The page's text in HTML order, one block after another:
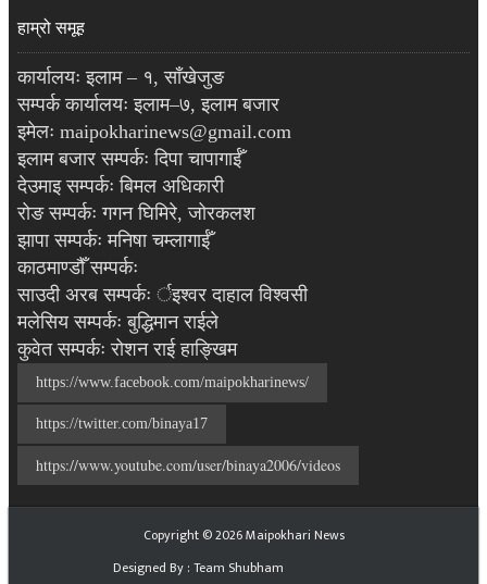
हाम्रो समूह
कार्यालयः इलाम – १, साँखेजुङ
सम्पर्क कार्यालयः इलाम–७, इलाम बजार
इमेलः maipokharinews@gmail.com
इलाम बजार सम्पर्कः दिपा चापागाईँ
देउमाइ सम्पर्कः बिमल अधिकारी
रोङ सम्पर्कः गगन घिमिरे, जोरकलश
झापा सम्पर्कः मनिषा चम्लागाईँ
काठमाण्डौँ सम्पर्कः
साउदी अरब सम्पर्कः र्इश्वर दाहाल विश्वसी
मलेसिय सम्पर्कः बुद्धिमान राईले
कुवेत सम्पर्कः रोशन राई हाङ्खिम
https://www.facebook.com/maipokharinews/
https://twitter.com/binaya17
https://www.youtube.com/user/binaya2006/videos
Copyright ©2026Maipokhari News
Designed By : Team Shubham